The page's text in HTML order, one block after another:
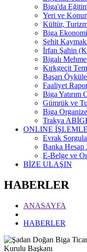
Biga'da
Yeri ve
Kültür,
Biga
Şehit
İrfan Şahin
Bigalı
Kırkgeçit
Başarı
Faaliyet
Biga Yatırım
Gümrük ve
Biga
Trakya
ONLINE
Evrak
Banka Hesap
E-Belge ve
BİZE ULAŞIN
HABERLER
ANASAYFA
HABERLER